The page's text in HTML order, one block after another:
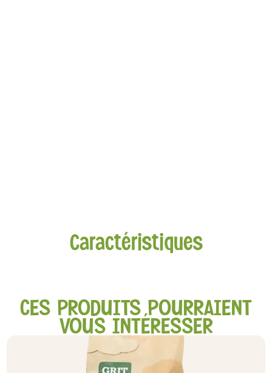
Caractéristiques
CES PRODUITS POURRAIENT
VOUS INTÉRESSER